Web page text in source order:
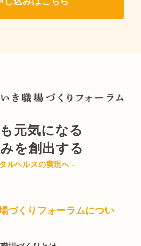
元気になる
を創出する
ルヘルスの実現へ -
づくりフォーラムについ